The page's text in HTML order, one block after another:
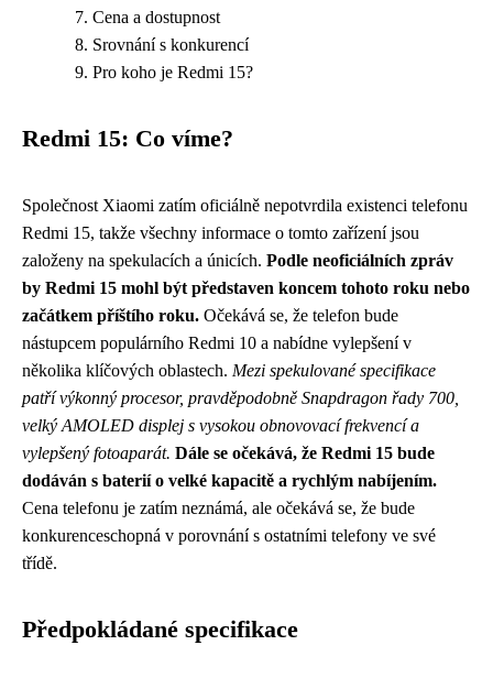
Cena a dostupnost
Srovnání s konkurencí
Pro koho je Redmi 15?
Redmi 15: Co víme?
Společnost Xiaomi zatím oficiálně nepotvrdila existenci telefonu
Redmi 15, takže všechny informace o tomto zařízení jsou
založeny na spekulacích a únicích. Podle neoficiálních zpráv
by Redmi 15 mohl být představen koncem tohoto roku nebo
začátkem příštího roku. Očekává se, že telefon bude
nástupcem populárního Redmi 10 a nabídne vylepšení v
několika klíčových oblastech. Mezi spekulované specifikace
patří výkonný procesor, pravděpodobně Snapdragon řady 700,
velký AMOLED displej s vysokou obnovovací frekvencí a
vylepšený fotoaparát. Dále se očekává, že Redmi 15 bude
dodáván s baterií o velké kapacitě a rychlým nabíjením.
Cena telefonu je zatím neznámá, ale očekává se, že bude
konkurenceschopná v porovnání s ostatními telefony ve své
třídě.
Předpokládané specifikace